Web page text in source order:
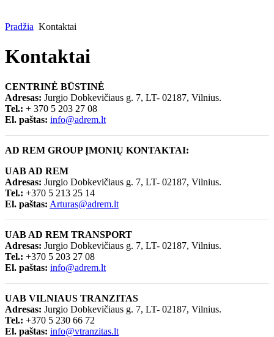
Pradžia Kontaktai
Kontaktai
CENTRINĖ BŪSTINĖ
Adresas: Jurgio Dobkevičiaus g. 7, LT- 02187, Vilnius.
Tel.: + 370 5 203 27 08
El. paštas: info@adrem.lt
AD REM GROUP ĮMONIŲ KONTAKTAI:
UAB AD REM
Adresas: Jurgio Dobkevičiaus g. 7, LT- 02187, Vilnius.
Tel.: +370 5 213 25 14
El. paštas: Arturas@adrem.lt
UAB AD REM TRANSPORT
Adresas: Jurgio Dobkevičiaus g. 7, LT- 02187, Vilnius.
Tel.: +370 5 203 27 08
El. paštas: info@adrem.lt
UAB VILNIAUS TRANZITAS
Adresas: Jurgio Dobkevičiaus g. 7, LT- 02187, Vilnius.
Tel.: +370 5 230 66 72
El. paštas: info@vtranzitas.lt